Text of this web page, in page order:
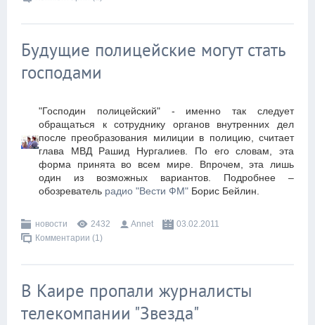
Будущие полицейские могут стать
господами
"Господин полицейский" - именно так следует
обращаться к сотруднику органов внутренних дел
после преобразования милиции в полицию, считает
глава МВД Рашид Нургалиев. По его словам, эта
форма принята во всем мире. Впрочем, эта лишь
один из возможных вариантов. Подробнее –
обозреватель радио "Вести ФМ" Борис Бейлин.
новости 2432 Annet
03.02.2011
Комментарии (1)
В Каире пропали журналисты
телекомпании "Звезда"